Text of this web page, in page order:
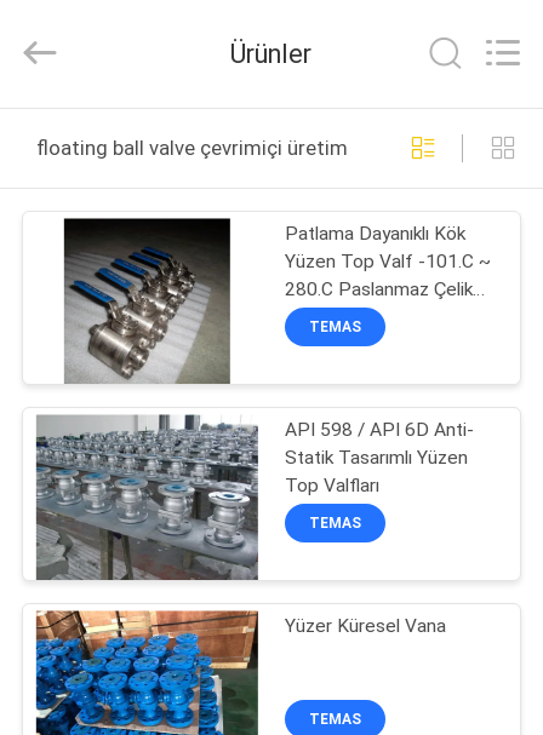
EVDE
ÜRÜN
BIZIM
HAKKIMIZDA
FABRIKA
TURU
KALITE
KONTROLÜ
BIZIMLE
İLETIŞIM
group.
Ürünler
floating ball valve çevrimiçi üretim
Patlama Dayanıklı Kök
Yüzen Top Valf -101.C ~
280.C Paslanmaz Çelik
Ad Taktiği
TEMAS
API 598 / API 6D Anti-
Statik Tasarımlı Yüzen
Top Valfları
TEMAS
Yüzer Küresel Vana
TEMAS